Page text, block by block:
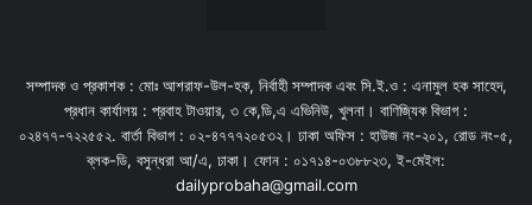
সম্পাদক ও প্রকাশক : মোঃ আশরাফ-উল-হক, নির্বাহী সম্পাদক এবং সি.ই.ও : এনামুল হক সাহেদ,
প্রধান কার্যালয় : প্রবাহ টাওয়ার, ৩ কে,ডি,এ এভিনিউ, খুলনা। বাণিজ্যিক বিভাগ :
০২৪৭৭-৭২২৫৫২. বার্তা বিভাগ : ০২-৪৭৭৭২০৫৩২। ঢাকা অফিস : হাউজ নং-২০১, রোড নং-৫,
ব্লক-ডি, বসুন্ধরা আ/এ, ঢাকা। ফোন : ০১৭১৪-০৩৮৮২৩, ই-মেইল:
dailyprobaha@gmail.com